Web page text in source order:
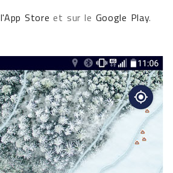
l'App Storeet sur le Google Play.